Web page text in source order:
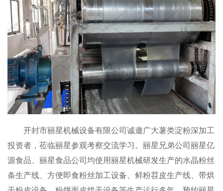
开封市丽星机械设备有限公司诚邀广大薯类淀粉深加工
投资者，莅临丽星参观考察交流学习。丽星兄弟公司丽星亿
源食品、丽星食品公司均使用丽星机械研发生产的水晶粉丝
条生产线、方便即食粉丝加工设备、鲜粉苕皮生产线、带烘